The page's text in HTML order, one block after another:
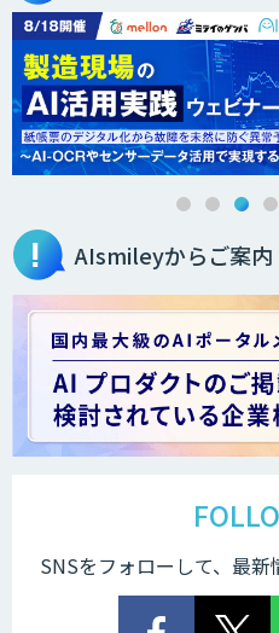
Smart
法人向け
員」
2層ナレッ
＜Dify活用
する「
WARP NEXT
AIsmileyからご案内
SNSをフォローして、最新